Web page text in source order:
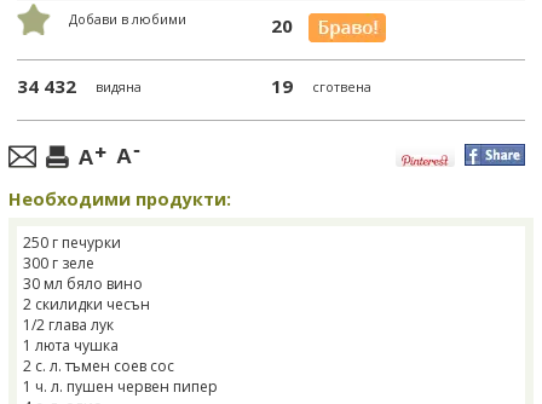
Добави в любими 20
34 432 видяна 19 сготвена
Необходими продукти:
250 г печурки
300 г зеле
30 мл бяло вино
2 скилидки чесън
1/2 глава лук
1 люта чушка
2 с. л. тъмен соев сос
1 ч. л. пушен червен пипер